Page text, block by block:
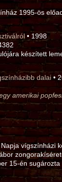
1995‑ös
• 1998
készített
dalai•
amerikai
vígszínházi
15‑én